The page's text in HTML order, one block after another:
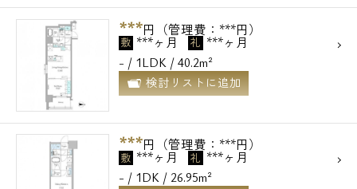
***円（管理費：***円）
敷 ***ヶ月 礼 ***ヶ月
- / 1LDK / 40.2m²
検討リストに追加
***円（管理費：***円）
敷 ***ヶ月 礼 ***ヶ月
- / 1DK / 26.95m²